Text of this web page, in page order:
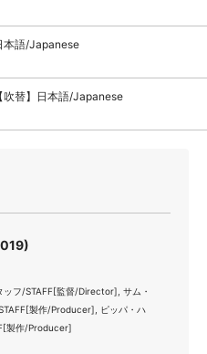
本語/Japanese
吹替】日本語/Japanese
フ/STAFF[監督/Director], サム・
製作/Producer], ピッパ・ハ
製作/Producer]